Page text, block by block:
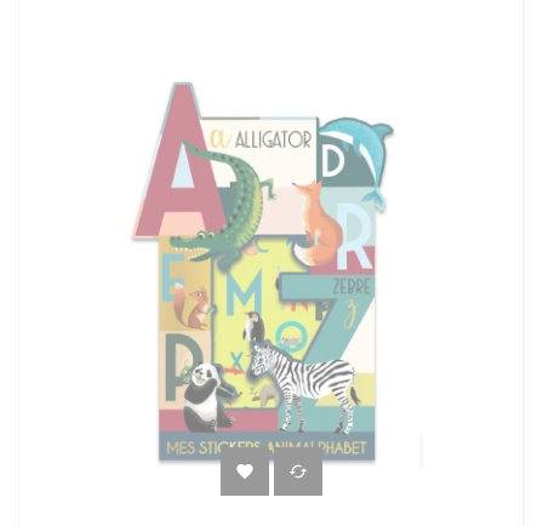
 